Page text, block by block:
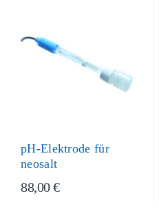
pH-Elektrode für
neosalt
88,00 €